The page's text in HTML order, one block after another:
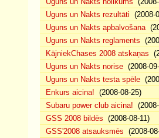
Uguns un Nakts rezultāti (2008-
Uguns un Nakts apbalvošana
Uguns un Nakts reglaments
KājniekChases 2008 atskaņas
Uguns un Nakts norise (2008-
Uguns un Nakts testa spēle
Enkurs aicina! (2008-08-25)
Subaru power club aicina!
GSS 2008 bildēs (2008-08-11)
GSS'2008 atsauksmēs (2008-